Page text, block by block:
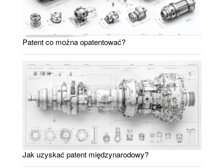
Patent co można opatentować?
Jak uzyskać patent międzynarodowy?